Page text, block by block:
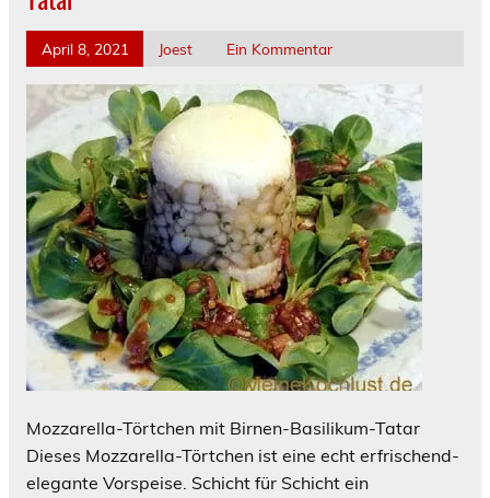
April 8, 2021 Joest Ein Kommentar
Mozzarella-Törtchen mit Birnen-Basilikum-Tatar
Dieses Mozzarella-Törtchen ist eine echt erfrischend-
elegante Vorspeise. Schicht für Schicht ein